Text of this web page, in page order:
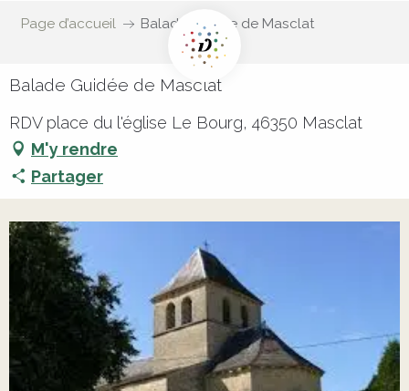
Page d’accueil Balade Guidée de Masclat
Balade Guidée de Masclat
RDV place du l'église Le Bourg, 46350 Masclat
M'y rendre
Partager